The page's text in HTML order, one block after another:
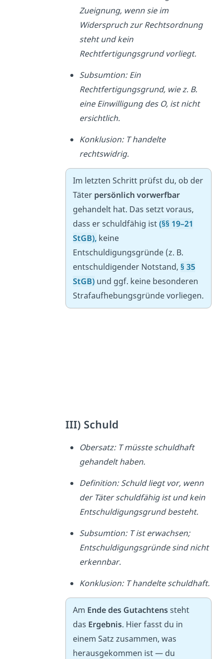
Zueignung, wenn sie im
Widerspruch zur Rechtsordnung
steht und kein
Rechtfertigungsgrund vorliegt.
Subsumtion: Ein
Rechtfertigungsgrund, wie z. B.
eine Einwilligung des O, ist nicht
ersichtlich.
Konklusion: T handelte
rechtswidrig.
Im letzten Schritt prüfst du, ob der
Täter persönlich vorwerfbar
gehandelt hat. Das setzt voraus,
dass er schuldfähig ist(§§ 19–21
StGB), keine
Entschuldigungsgründe (z. B.
entschuldigender Notstand, § 35
StGB) und ggf. keine besonderen
Strafaufhebungsgründe vorliegen.
III) Schuld
Obersatz: T müsste schuldhaft
gehandelt haben.
Definition: Schuld liegt vor, wenn
der Täter schuldfähig ist und kein
Entschuldigungsgrund besteht.
Subsumtion: T ist erwachsen;
Entschuldigungsgründe sind nicht
erkennbar.
Konklusion: T handelte schuldhaft.
Am Ende des Gutachtenssteht
das Ergebnis. Hier fasst du in
einem Satz zusammen, was
herausgekommen ist — du